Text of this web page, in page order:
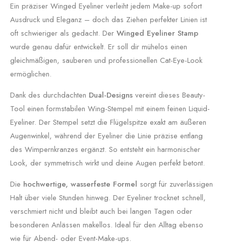
Ein präziser Winged Eyeliner verleiht jedem Make-up sofort
Ausdruck und Eleganz – doch das Ziehen perfekter Linien ist
oft schwieriger als gedacht. Der Winged Eyeliner Stamp
wurde genau dafür entwickelt. Er soll dir mühelos einen
gleichmäßigen, sauberen und professionellen Cat-Eye-Look
ermöglichen.
Dank des durchdachten Dual-Designs vereint dieses Beauty-
Tool einen formstabilen Wing-Stempel mit einem feinen Liquid-
Eyeliner. Der Stempel setzt die Flügelspitze exakt am äußeren
Augenwinkel, während der Eyeliner die Linie präzise entlang
des Wimpernkranzes ergänzt. So entsteht ein harmonischer
Look, der symmetrisch wirkt und deine Augen perfekt betont.
Die hochwertige, wasserfeste Formel sorgt für zuverlässigen
Halt über viele Stunden hinweg. Der Eyeliner trocknet schnell,
verschmiert nicht und bleibt auch bei langen Tagen oder
besonderen Anlässen makellos. Ideal für den Alltag ebenso
wie für Abend- oder Event-Make-ups.